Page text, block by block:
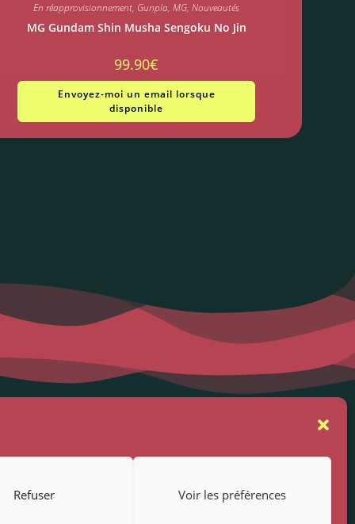
Refuser Voir les préférences
En réapprovisionnement, Gunpla,MG,Nouveautés
MG Gundam Shin Musha Sengoku No Jin
99.90€
Envoyez-moi un email lorsque
disponible